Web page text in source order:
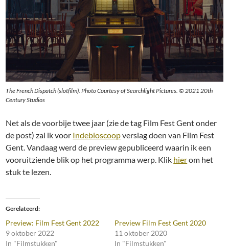
The French Dispatch (slotfilm). Photo Courtesy of Searchlight Pictures. © 2021 20th
Century Studios
Net als de voorbije twee jaar (zie de tag Film Fest Gent onder
de post) zal ik voor Indebioscoopverslag doen van Film Fest
Gent. Vandaag werd de preview gepubliceerd waarin ik een
vooruitziende blik op het programma werp. Klik hierom het
stuk te lezen.
Gerelateerd
Preview: Film Fest Gent 2022
9 oktober 2022
In "Filmstukken"
Preview Film Fest Gent 2020
11 oktober 2020
In "Filmstukken"